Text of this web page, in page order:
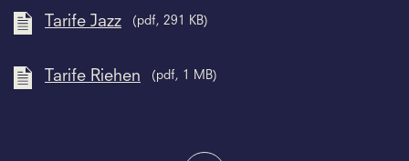
Tarife Jazz (pdf, 291 KB)
Tarife Riehen (pdf, 1 MB)